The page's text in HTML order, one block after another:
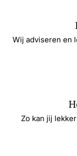
Wij adviseren en
Zo kan jij